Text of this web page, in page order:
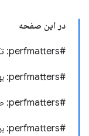
در این صفحه
#perfmatters: تکنیک های ابزار برای نینجاهای عملکردی
#perfmatters: بهینه سازی عملکرد شبکه
#perfmatters: طرح بندی و رندر 60 فریم بر ثانیه
#perfmatters: برنامه های وب فوری موبایل